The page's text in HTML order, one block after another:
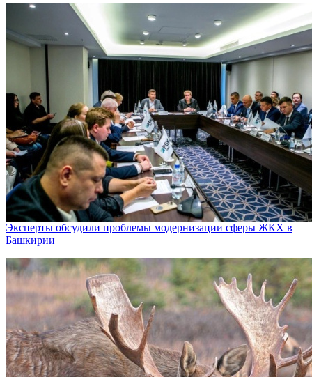
Эксперты обсудили проблемы модернизации сферы ЖКХ в
Башкирии